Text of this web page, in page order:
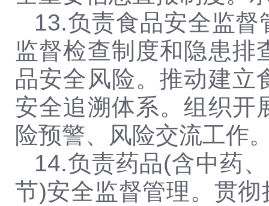
13.负责食品安全监
监督检查制度和隐患排
品安全风险。推动建立
安全追溯体系。组织开
险预警、风险交流工作
14.负责药品(含中药
节)安全监督管理。贯